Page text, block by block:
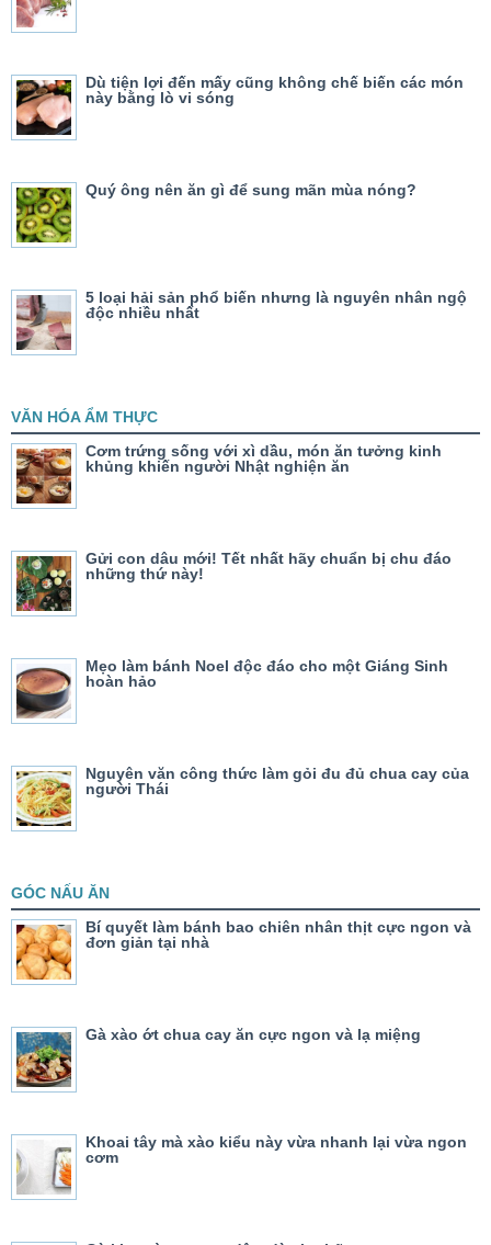
Dù tiện lợi đến mấy cũng không chế biến các món
này bằng lò vi sóng
Quý ông nên ăn gì để sung mãn mùa nóng?
5 loại hải sản phổ biến nhưng là nguyên nhân ngộ
độc nhiều nhất
VĂN HÓA ẨM THỰC
Cơm trứng sống với xì dầu, món ăn tưởng kinh
khủng khiến người Nhật nghiện ăn
Gửi con dâu mới! Tết nhất hãy chuẩn bị chu đáo
những thứ này!
Mẹo làm bánh Noel độc đáo cho một Giáng Sinh
hoàn hảo
Nguyên văn công thức làm gỏi đu đủ chua cay của
người Thái
GÓC NẤU ĂN
Bí quyết làm bánh bao chiên nhân thịt cực ngon và
đơn giản tại nhà
Gà xào ớt chua cay ăn cực ngon và lạ miệng
Khoai tây mà xào kiểu này vừa nhanh lại vừa ngon
cơm